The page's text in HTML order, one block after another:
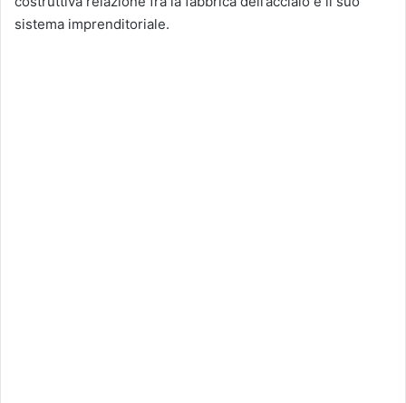
sistema imprenditoriale.